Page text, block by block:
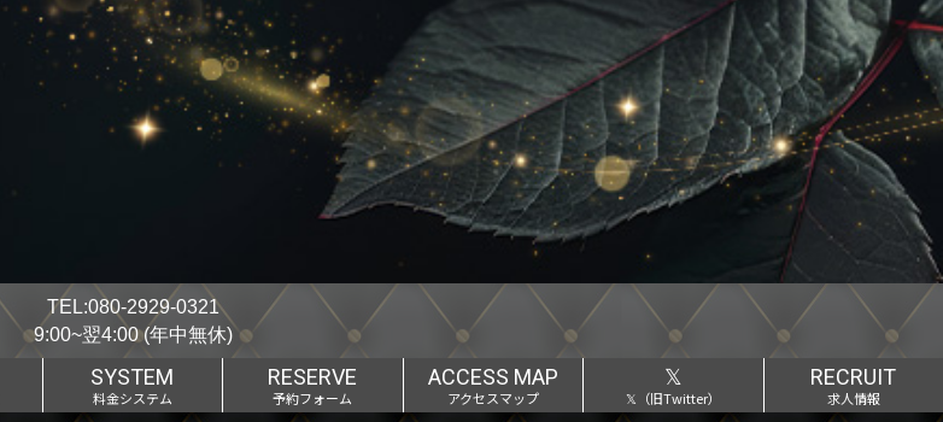
TEL:080-2929-0321
9:00~翌4:00 (年中無休)
SYSTEM
料金システム
RESERVE
予約フォーム
ACCESS MAP
アクセスマップ
𝕏
𝕏（旧Twitter）
RECRUIT
求人情報